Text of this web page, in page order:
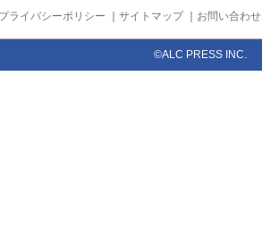
プライバシーポリシー ｜ サイトマップ ｜ お問い合わせ
©ALC PRESS INC.